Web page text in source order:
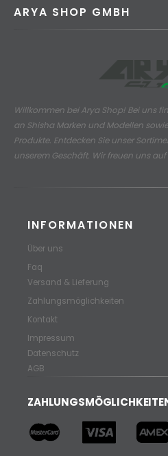
ARYA SHOP GMBH
Willkommen bei Arya Shop! Bei uns
an Shisha Marken und Modellen
Produkte. Entdecken Sie unser
unserem Geschäft. Wir freuen uns
INFORMATIONEN
Über uns
Faq
Versand & Lieferung
Zahlungsmöglichkeiten
Kontakt
Impressum
Datenschutz
AGB